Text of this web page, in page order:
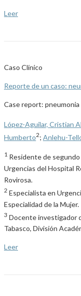
Leer
Caso Clínico
Reporte de un caso:
Case report:
López-Aguilar, Cristian
Humberto2; Anlehu-
1 Residente de
Urgencias del Hospital
Rovirosa.
2 Especialista en
Especialidad de la Mujer.
3 Docente investigador
Tabasco, División
Leer